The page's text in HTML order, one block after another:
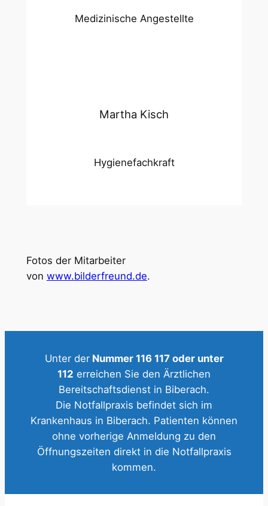
Medizinische Angestellte
Martha Kisch
Hygienefachkraft
Fotos der Mitarbeiter
von www.bilderfreund.de.
Unter derNummer 116 117 oder unter
112 erreichen Sie den Ärztlichen
Bereitschaftsdienst in Biberach.
Die Notfallpraxis befindet sich im
Krankenhaus in Biberach. Patienten können
ohne vorherige Anmeldung zu den
Öffnungszeiten direkt in die Notfallpraxis
kommen.